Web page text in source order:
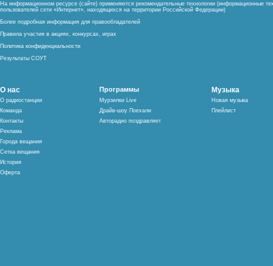
На информационном ресурсе (сайте) применяются рекомендательные технологии (информационные
пользователей сети «Интернет», находящихся на территории Российской Федерации)
Более подробная информация для правообладателей
Правила участия в акциях, конкурсах, играх
Политика конфиденциальности
Результаты СОУТ
О нас
О радиостанции
Команда
Контакты
Реклама
Города вещания
Сетка вещания
История
Оферта
Программы
Мурзилки Live
Драйв-шоу Поехали
Авторадио поздравляет
Музыка
Новая музыка
Плейлист